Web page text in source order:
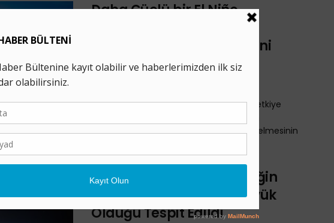
Daha Güçlü bir El Niño
Antarktika Buzunun Geri
Dönüşü Olmayan Erimesini
Hızlandırabilir
Yeni çalışma, El Nino’nun “çift olumsuz” etkiye
kötüleşmesine ve deniz seviyesinin yükselmesinin
Ozon Tabakasındaki Deliğin
Antarktika’dan Daha Büyük
Olduğu Tespit Edildi